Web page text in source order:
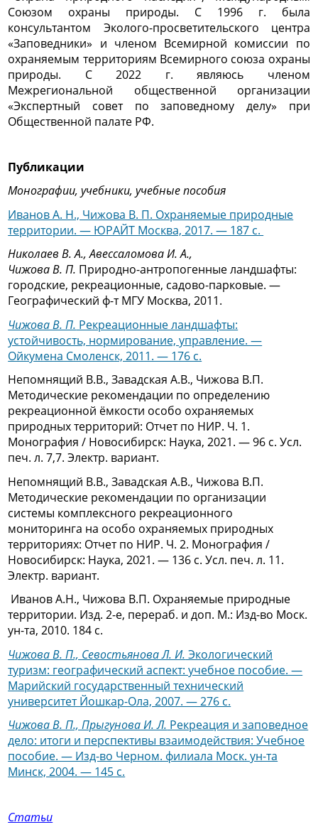
Союзом охраны природы. С 1996 г. была
консультантом Эколого-просветительского центра
«Заповедники» и членом Всемирной комиссии по
охраняемым территориям Всемирного союза охраны
природы. С 2022 г. являюсь членом
Межрегиональной общественной организации
«Экспертный совет по заповедному делу» при
Общественной палате РФ.
Публикации
Монографии, учебники, учебные пособия
Иванов А. Н., Чижова В. П. Охраняемые природные
территории. — ЮРАЙТ Москва, 2017. — 187 с.
Николаев В. А., Авессаломова И. А.,
Чижова В. П. Природно-антропогенные ландшафты:
городские, рекреационные, садово-парковые. —
Географический ф-т МГУ Москва, 2011.
Чижова В. П. Рекреационные ландшафты:
устойчивость, нормирование, управление. —
Ойкумена Смоленск, 2011. — 176 с.
Непомнящий В.В., Завадская А.В., Чижова В.П.
Методические рекомендации по определению
рекреационной ёмкости особо охраняемых
природных территорий: Отчет по НИР. Ч. 1.
Монография / Новосибирск: Наука, 2021. — 96 с. Усл.
печ. л. 7,7. Электр. вариант.
Непомнящий В.В., Завадская А.В., Чижова В.П.
Методические рекомендации по организации
системы комплексного рекреационного
мониторинга на особо охраняемых природных
территориях: Отчет по НИР. Ч. 2. Монография /
Новосибирск: Наука, 2021. — 136 с. Усл. печ. л. 11.
Электр. вариант.
Иванов А.Н., Чижова В.П. Охраняемые природные
территории. Изд. 2-е, перераб. и доп. М.: Изд-во Моск.
ун-та, 2010. 184 с.
Чижова В. П., Севостьянова Л. И. Экологический
туризм: географический аспект: учебное пособие. —
Марийский государственный технический
университет Йошкар-Ола, 2007. — 276 с.
Чижова В. П., Прыгунова И. Л. Рекреация и заповедное
дело: итоги и перспективы взаимодействия: Учебное
пособие. — Изд-во Черном. филиала Моск. ун-та
Минск, 2004. — 145 с.
Статьи